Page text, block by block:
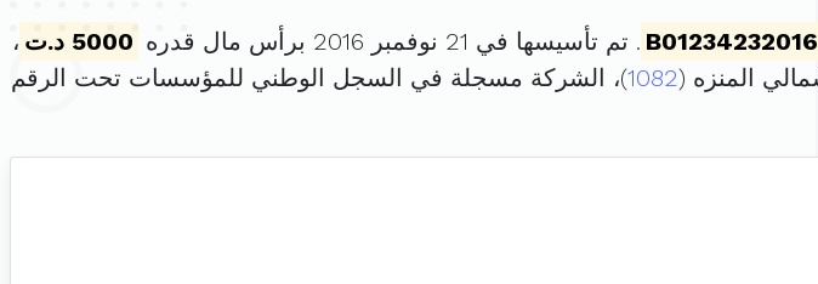
B01234232016 . تم تأسيسها في 21 نوفمبر 2016 برأس مال قدره 5000 د.ت
،
1082)، الشركة مسجلة في السجل الوطني للمؤسسات تحت الرقم